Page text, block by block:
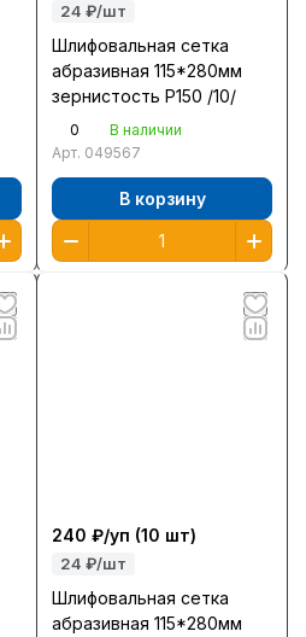
24 ₽/шт
Шлифовальная сетка
абразивная 115*280мм
зернистость Р150 /10/
0
В наличии
Арт. 049567
В корзину
240 ₽/уп (10 шт)
24 ₽/шт
Шлифовальная сетка
абразивная 115*280мм